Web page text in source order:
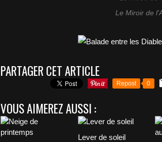
Le Miroir de
PARTAGER CET ARTICLE
Repost 0
VOUS AIMEREZ AUSSI :
Lever de soleil